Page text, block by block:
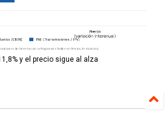
y el precio sigue al alza